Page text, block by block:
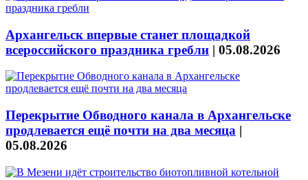
Архангельск впервые станет площадкой
всероссийского праздника гребли | 05.08.2026
Перекрытие Обводного канала в Архангельске
продлевается ещё почти на два месяца |
05.08.2026